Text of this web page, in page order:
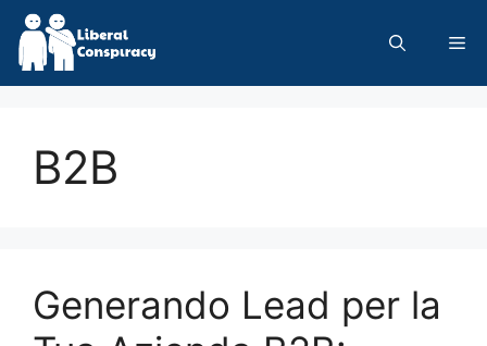
Skip
content
B2B
Generando Lead per la